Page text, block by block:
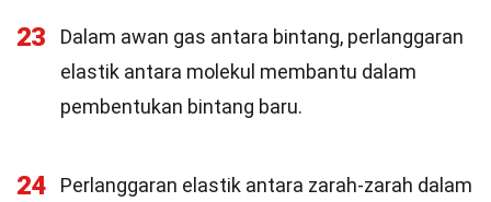
23
Dalam awan gas antara bintang, perlanggaran
elastik antara molekul membantu dalam
pembentukan bintang baru.
24
Perlanggaran elastik antara zarah-zarah dalam